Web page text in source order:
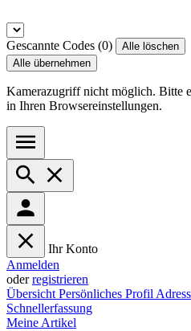
Gescannte Codes (0)
Alle löschen
Alle übernehmen
Kamerazugriff nicht möglich. Bitte
in Ihren Browsereinstellungen.
Ihr Konto
Anmelden
oderregistrieren
Übersicht Persönliches Profil
Schnellerfassung
Meine Artikel